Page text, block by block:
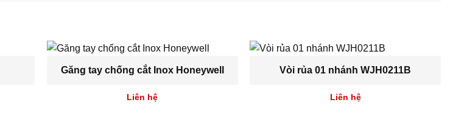
Găng tay chống cắt Inox Honeywell
Liên hệ
Vòi rủa 01 nhánh WJH0211B
Liên hệ